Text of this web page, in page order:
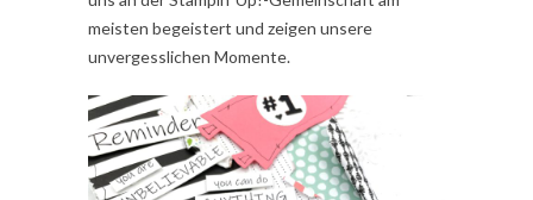
meisten begeistert und zeigen unsere
unvergesslichen Momente.